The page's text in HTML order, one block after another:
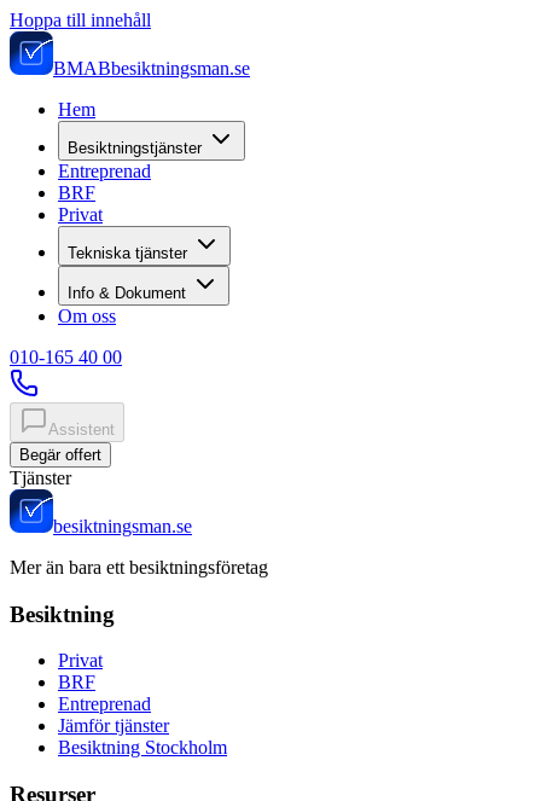
Hoppa till innehåll
BMABbesiktningsman.se
Hem
Besiktningstjänster
Entreprenad
BRF
Privat
Tekniska tjänster
Info & Dokument
Om oss
010-165 40 00
Assistent
Begär offert
Tjänster
besiktningsman.se
Mer än bara ett besiktningsföretag
Besiktning
Privat
BRF
Entreprenad
Jämför tjänster
Besiktning Stockholm
Resurser